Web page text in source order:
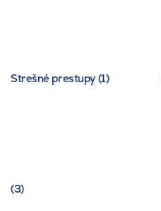
Strešné prestupy (1)
(3)